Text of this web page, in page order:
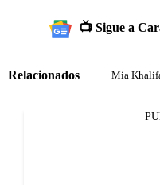
📺 Sigue a
Relacionados Mia